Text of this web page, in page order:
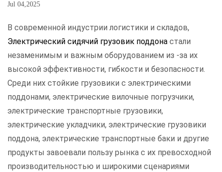
Jul 04,2025
В современной индустрии логистики и складов,
Электрический сидячий грузовик поддона стали
незаменимым и важным оборудованием из -за их
высокой эффективности, гибкости и безопасности.
Среди них стойкие грузовики с электрическими
поддонами, электрические вилочные погрузчики,
электрические транспортные грузовики,
электрические укладчики, электрические грузовики
поддона, электрические транспортные баки и другие
продукты завоевали пользу рынка с их превосходной
производительностью и широкими сценариями